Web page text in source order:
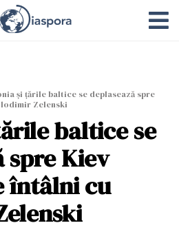
și țările baltice se deplasează spre
Zelenski
baltice se
spre Kiev
întâlni cu